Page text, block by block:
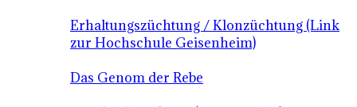
Erhaltungszüchtung / Klonzüchtung (Link
zur Hochschule Geisenheim)
Das Genom der Rebe